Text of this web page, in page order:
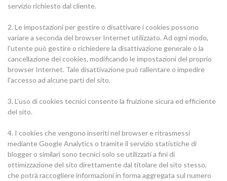
servizio richiesto dal cliente.
2. Le impostazioni per gestire o disattivare i cookies possono
variare a seconda del browser Internet utilizzato. Ad ogni modo,
l'utente può gestire o richiedere la disattivazione generale o la
cancellazione dei cookies, modificando le impostazioni del proprio
browser Internet. Tale disattivazione può rallentare o impedire
l'accesso ad alcune parti del sito.
3. L'uso di cookies tecnici consente la fruizione sicura ed efficiente
del sito.
4. I cookies che vengono inseriti nel browser e ritrasmessi
mediante Google Analytics o tramite il servizio statistiche di
blogger o similari sono tecnici solo se utilizzati a fini di
ottimizzazione del sito direttamente dal titolare del sito stesso,
che potrà raccogliere informazioni in forma aggregata sul numero